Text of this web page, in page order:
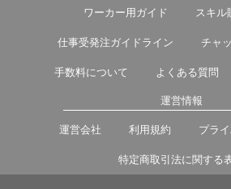
ワーカー用ガイド スキル
仕事受発注ガイドライン チャ
手数料について よくある質問
運営情報
運営会社 利用規約 プラ
特定商取引法に関する